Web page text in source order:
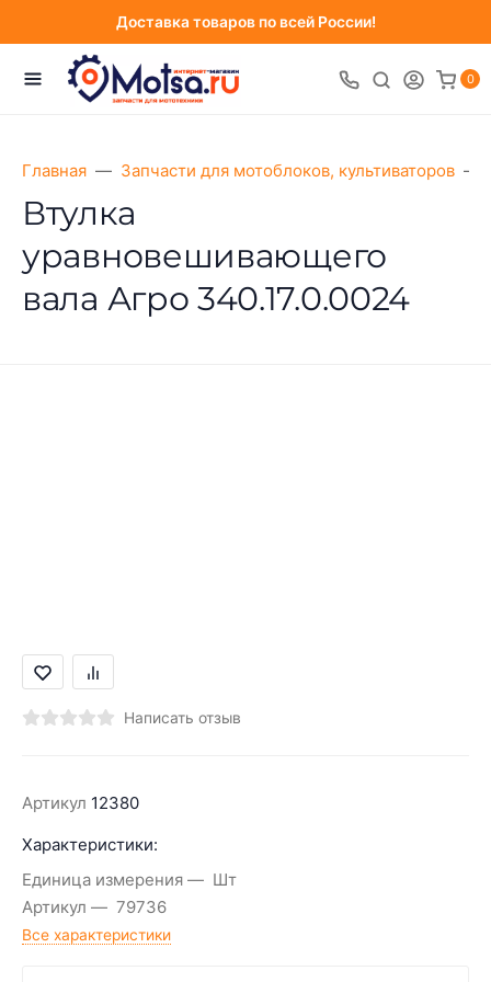
Доставка товаров по всей России!
0
Главная Запчасти для мотоблоков, культиваторов
Втулка
уравновешивающего
вала Агро 340.17.0.0024
Написать отзыв
Артикул 12380
Характеристики:
Единица измерения
Шт
Артикул
79736
Все характеристики